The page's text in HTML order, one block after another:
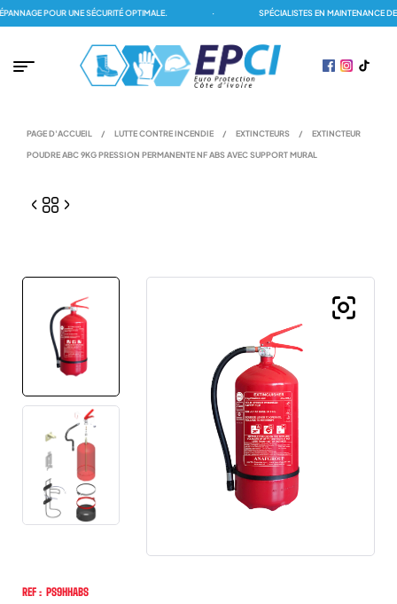
POUR UNE SÉCURITÉ OPTIMALE. SPÉCIALISTES EN MAINTENANCE DES
PAGE D'ACCUEIL / LUTTE CONTRE INCENDIE / EXTINCTEURS / EXTINCTEUR
POUDRE ABC 9KG PRESSION PERMANENTE NF ABS AVEC SUPPORT MURAL
REF : PS9HHABS